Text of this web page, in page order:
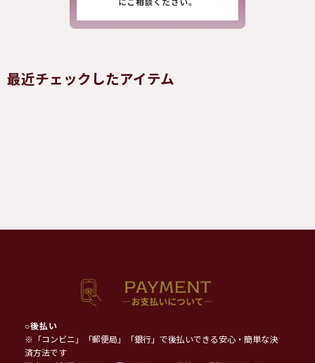
最近チェックしたアイテム
○後払い
※「コンビニ」「郵便局」「銀行」で後払いできる安心・簡単な決
済方法です